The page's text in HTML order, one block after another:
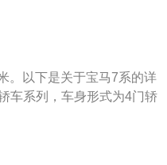
最巅峰的时代是从第三代
友的好评，接缝处做工均
，显示器控制方便人性化。
动力表现一般，仅能满足日
。以下是关于宝马7系的详
车系列，车身形式为4门轿
车型，而且只有轿车形
升涡轮增压直列四缸发动